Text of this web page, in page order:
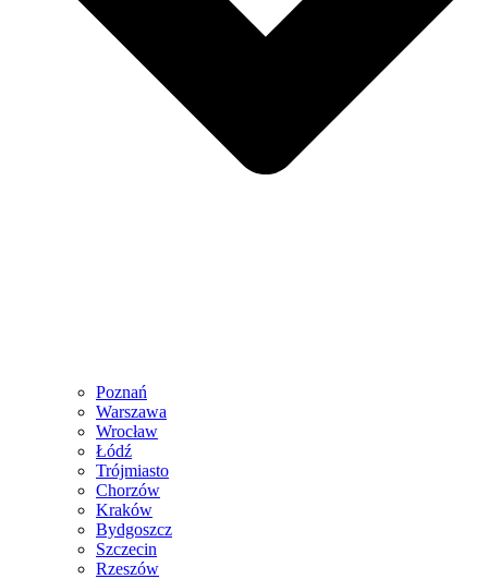
Poznań
Warszawa
Wrocław
Łódź
Trójmiasto
Chorzów
Kraków
Bydgoszcz
Szczecin
Rzeszów